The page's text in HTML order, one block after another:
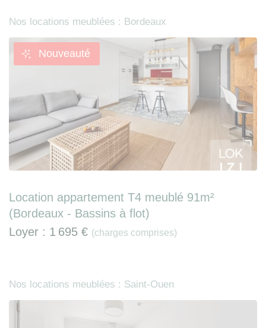
Nos locations meublées : Bordeaux
Nouveauté
Location appartement T4 meublé 91m²
(Bordeaux - Bassins à flot)
Loyer : 1 695 € (charges comprises)
Nos locations meublées : Saint-Ouen